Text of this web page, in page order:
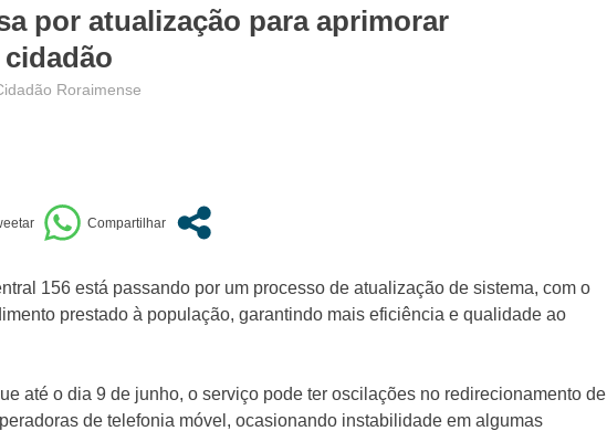
por atualização para aprimorar
Roraimense
156 está passando por um processo de atualização de sistema, com o
prestado à população, garantindo mais eficiência e qualidade ao
até o dia 9 de junho, o serviço pode ter oscilações no redirecionamento de
de telefonia móvel, ocasionando instabilidade em algumas